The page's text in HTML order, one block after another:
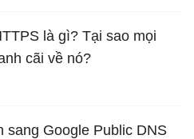
là gì? Tại sao mọi
cãi về nó?
sang Google Public DNS